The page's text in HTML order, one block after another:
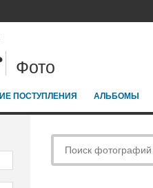
Фото
ПОСТУПЛЕНИЯ АЛЬБОМЫ